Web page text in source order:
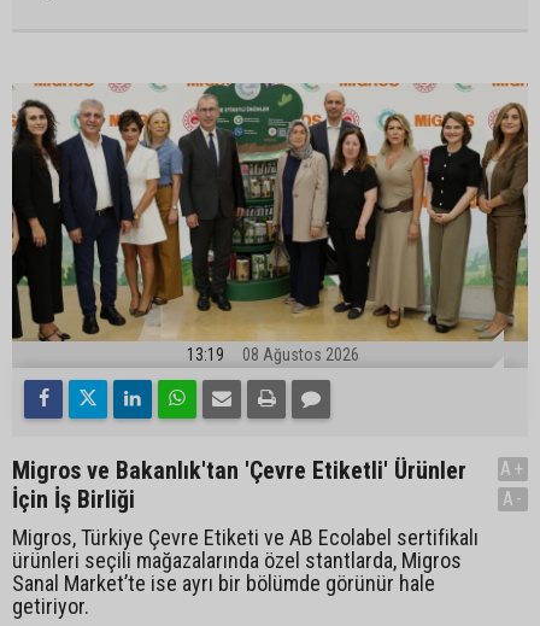
13:19 08 Ağustos 2026
Migros ve Bakanlık'tan 'Çevre Etiketli' Ürünler
İçin İş Birliği
Migros, Türkiye Çevre Etiketi ve AB Ecolabel sertifikalı
ürünleri seçili mağazalarında özel stantlarda, Migros
Sanal Market’te ise ayrı bir bölümde görünür hale
getiriyor.
A+
A-